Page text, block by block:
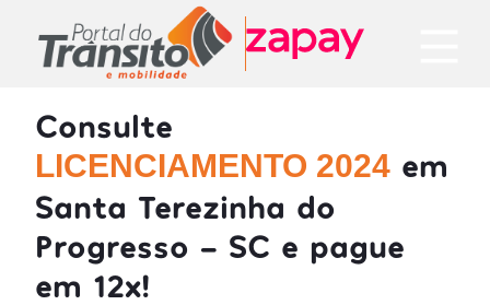
Consulte
LICENCIAMENTO 2024 em
Santa Terezinha do
Progresso - SC e pague
em 12x!